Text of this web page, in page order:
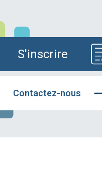
S'inscrire
Contactez-nous